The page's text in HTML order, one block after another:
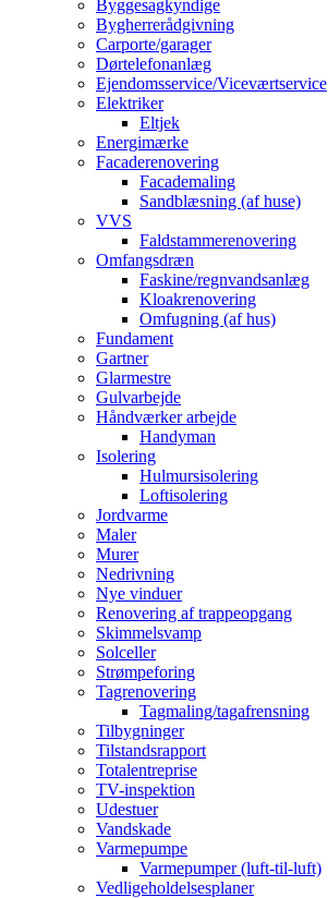
Byggesagkyndige
Bygherrerådgivning
Carporte/garager
Dørtelefonanlæg
Ejendomsservice/Viceværtservice
Elektriker
Eltjek
Energimærke
Facaderenovering
Facademaling
Sandblæsning (af huse)
VVS
Faldstammerenovering
Omfangsdræn
Faskine/regnvandsanlæg
Kloakrenovering
Omfugning (af hus)
Fundament
Gartner
Glarmestre
Gulvarbejde
Håndværker arbejde
Handyman
Isolering
Hulmursisolering
Loftisolering
Jordvarme
Maler
Murer
Nedrivning
Nye vinduer
Renovering af trappeopgang
Skimmelsvamp
Solceller
Strømpeforing
Tagrenovering
Tagmaling/tagafrensning
Tilbygninger
Tilstandsrapport
Totalentreprise
TV-inspektion
Udestuer
Vandskade
Varmepumpe
Varmepumper (luft-til-luft)
Vedligeholdelsesplaner